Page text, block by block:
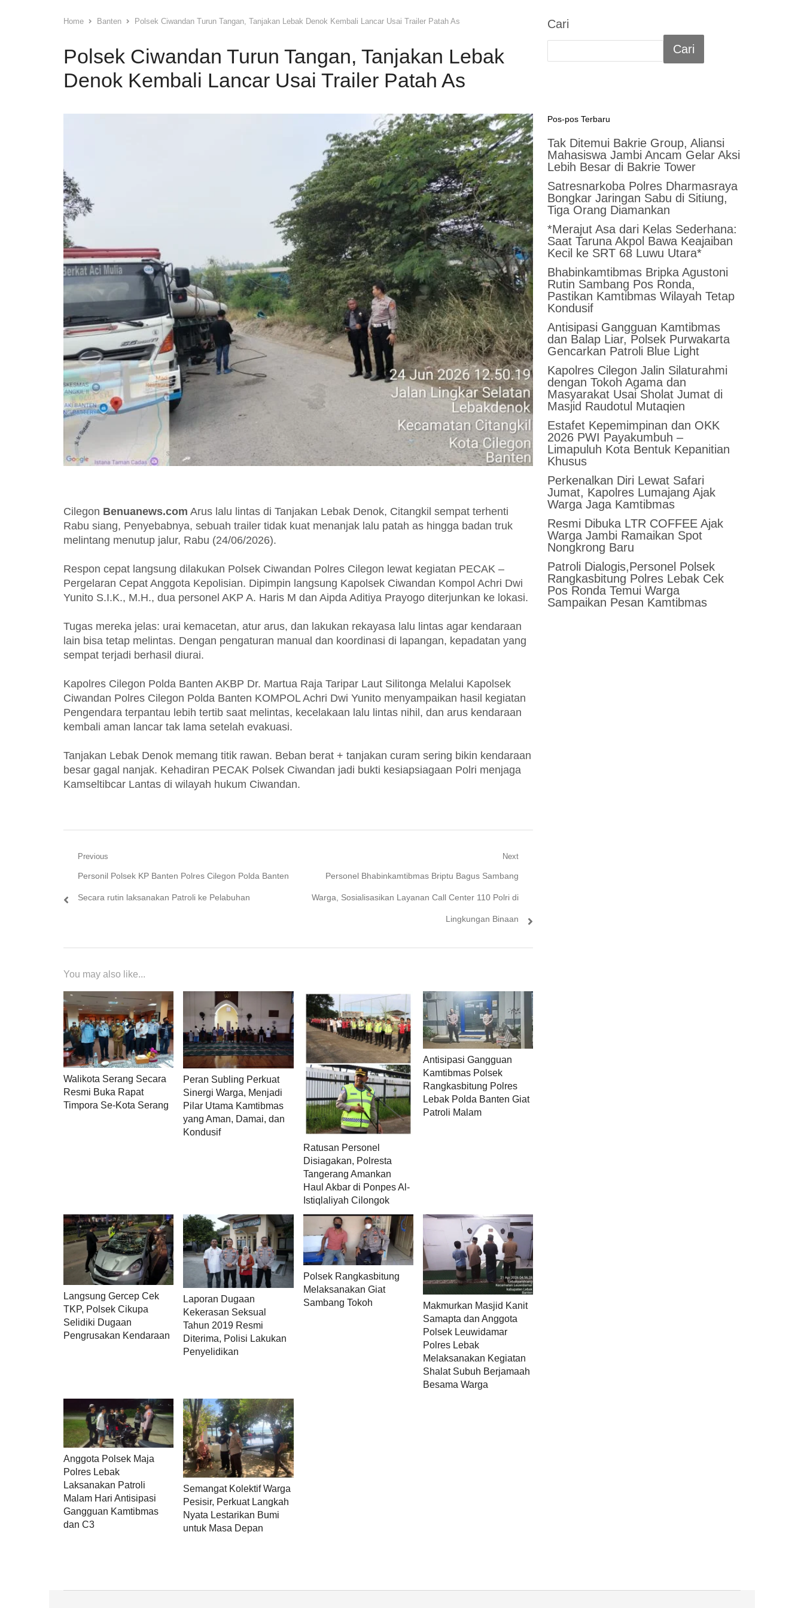
Home Banten Polsek Ciwandan Turun Tangan, Tanjakan Lebak Denok Kembali Lancar Usai Trailer Patah As
Polsek Ciwandan Turun Tangan, Tanjakan Lebak
Denok Kembali Lancar Usai Trailer Patah As
Cilegon Benuanews.com Arus lalu lintas di Tanjakan Lebak Denok, Citangkil sempat terhenti
Rabu siang, Penyebabnya, sebuah trailer tidak kuat menanjak lalu patah as hingga badan truk
melintang menutup jalur, Rabu (24/06/2026).
Respon cepat langsung dilakukan Polsek Ciwandan Polres Cilegon lewat kegiatan PECAK –
Pergelaran Cepat Anggota Kepolisian. Dipimpin langsung Kapolsek Ciwandan Kompol Achri Dwi
Yunito S.I.K., M.H., dua personel AKP A. Haris M dan Aipda Aditiya Prayogo diterjunkan ke lokasi.
Tugas mereka jelas: urai kemacetan, atur arus, dan lakukan rekayasa lalu lintas agar kendaraan
lain bisa tetap melintas. Dengan pengaturan manual dan koordinasi di lapangan, kepadatan yang
sempat terjadi berhasil diurai.
Kapolres Cilegon Polda Banten AKBP Dr. Martua Raja Taripar Laut Silitonga Melalui Kapolsek
Ciwandan Polres Cilegon Polda Banten KOMPOL Achri Dwi Yunito menyampaikan hasil kegiatan
Pengendara terpantau lebih tertib saat melintas, kecelakaan lalu lintas nihil, dan arus kendaraan
kembali aman lancar tak lama setelah evakuasi.
Tanjakan Lebak Denok memang titik rawan. Beban berat + tanjakan curam sering bikin kendaraan
besar gagal nanjak. Kehadiran PECAK Polsek Ciwandan jadi bukti kesiapsiagaan Polri menjaga
Kamseltibcar Lantas di wilayah hukum Ciwandan.
Navigasi
pos
Previous
Previous
post:
Personil Polsek KP Banten Polres Cilegon Polda Banten
Secara rutin laksanakan Patroli ke Pelabuhan
Next
Next
post:
Personel Bhabinkamtibmas Briptu Bagus Sambang
Warga, Sosialisasikan Layanan Call Center 110 Polri di
Lingkungan Binaan
You may also like...
Walikota Serang Secara
Resmi Buka Rapat
Timpora Se-Kota Serang
Peran Subling Perkuat
Sinergi Warga, Menjadi
Pilar Utama Kamtibmas
yang Aman, Damai, dan
Kondusif
Ratusan Personel
Disiagakan, Polresta
Tangerang Amankan
Haul Akbar di Ponpes Al-
Istiqlaliyah Cilongok
Antisipasi Gangguan
Kamtibmas Polsek
Rangkasbitung Polres
Lebak Polda Banten Giat
Patroli Malam
Langsung Gercep Cek
TKP, Polsek Cikupa
Selidiki Dugaan
Pengrusakan Kendaraan
Laporan Dugaan
Kekerasan Seksual
Tahun 2019 Resmi
Diterima, Polisi Lakukan
Penyelidikan
Polsek Rangkasbitung
Melaksanakan Giat
Sambang Tokoh
Makmurkan Masjid Kanit
Samapta dan Anggota
Polsek Leuwidamar
Polres Lebak
Melaksanakan Kegiatan
Shalat Subuh Berjamaah
Besama Warga
Anggota Polsek Maja
Polres Lebak
Laksanakan Patroli
Malam Hari Antisipasi
Gangguan Kamtibmas
dan C3
Semangat Kolektif Warga
Pesisir, Perkuat Langkah
Nyata Lestarikan Bumi
untuk Masa Depan
Cari
Cari
Pos-pos Terbaru
Tak Ditemui Bakrie Group, Aliansi
Mahasiswa Jambi Ancam Gelar Aksi
Lebih Besar di Bakrie Tower
Satresnarkoba Polres Dharmasraya
Bongkar Jaringan Sabu di Sitiung,
Tiga Orang Diamankan
*Merajut Asa dari Kelas Sederhana:
Saat Taruna Akpol Bawa Keajaiban
Kecil ke SRT 68 Luwu Utara*
Bhabinkamtibmas Bripka Agustoni
Rutin Sambang Pos Ronda,
Pastikan Kamtibmas Wilayah Tetap
Kondusif
Antisipasi Gangguan Kamtibmas
dan Balap Liar, Polsek Purwakarta
Gencarkan Patroli Blue Light
Kapolres Cilegon Jalin Silaturahmi
dengan Tokoh Agama dan
Masyarakat Usai Sholat Jumat di
Masjid Raudotul Mutaqien
Estafet Kepemimpinan dan OKK
2026 PWI Payakumbuh –
Limapuluh Kota Bentuk Kepanitian
Khusus
Perkenalkan Diri Lewat Safari
Jumat, Kapolres Lumajang Ajak
Warga Jaga Kamtibmas
Resmi Dibuka LTR COFFEE Ajak
Warga Jambi Ramaikan Spot
Nongkrong Baru
Patroli Dialogis,Personel Polsek
Rangkasbitung Polres Lebak Cek
Pos Ronda Temui Warga
Sampaikan Pesan Kamtibmas